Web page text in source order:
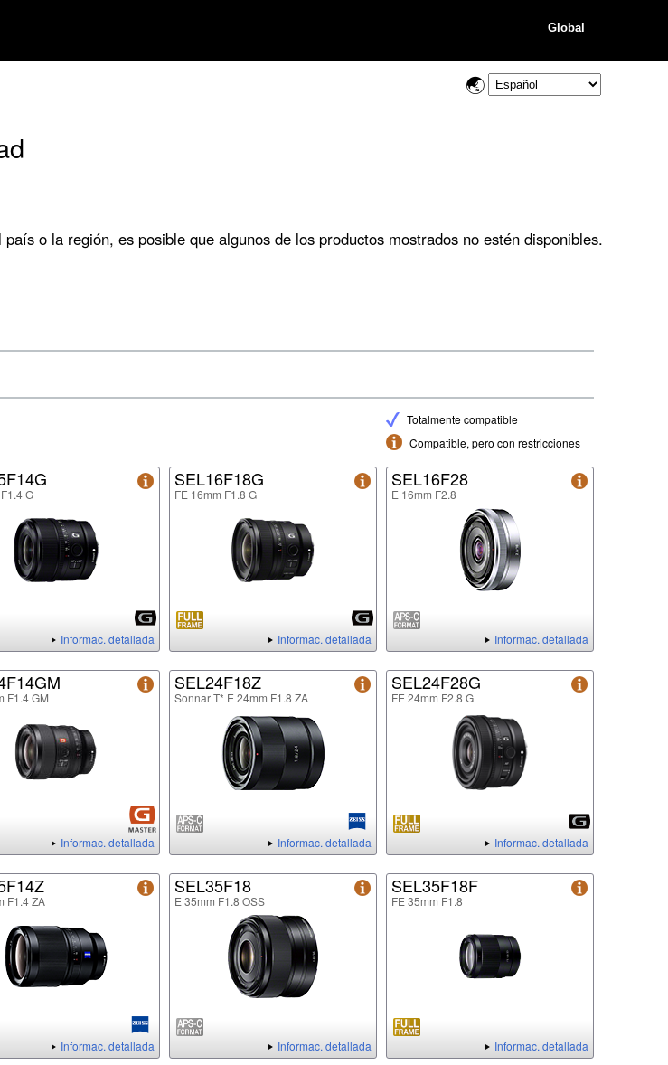
Global
país o la región, es posible que algunos de los productos mostrados no estén disponibles.
Totalmente compatible
Compatible, pero con restricciones
G
Informac. detallada
SEL16F18G
FE 16mm F1.8 G
Informac. detallada
SEL16F28
E 16mm F2.8
Informac. detallada
F1.4 GM
Informac. detallada
SEL24F18Z
Sonnar T* E 24mm F1.8 ZA
Informac. detallada
SEL24F28G
FE 24mm F2.8 G
Informac. detallada
F1.4 ZA
Informac. detallada
SEL35F18
E 35mm F1.8 OSS
Informac. detallada
SEL35F18F
FE 35mm F1.8
Informac. detallada